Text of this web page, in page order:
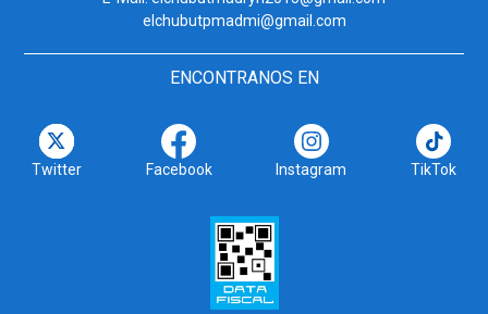
elchubutpmadmi@gmail.com
ENCONTRANOS EN
Twitter Facebook Instagram TikTok